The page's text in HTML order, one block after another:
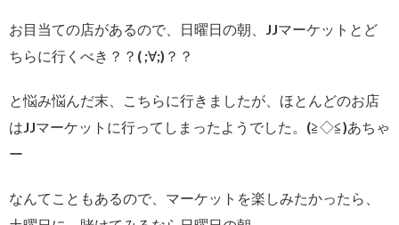
お目当ての店があるので、日曜日の朝、JJマーケットとど
ちらに行くべき？？( ;∀;)？？
と悩み悩んだ末、こちらに行きましたが、ほとんどのお店
はJJマーケットに行ってしまったようでした。(≧◇≦)あちゃ
ー
なんてこともあるので、マーケットを楽しみたかったら、